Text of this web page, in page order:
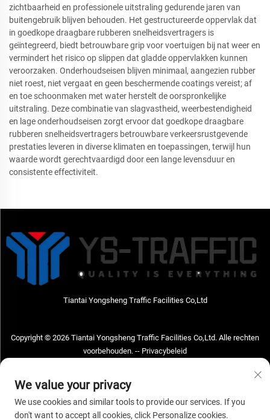
zichtbaarheid en professionele uitstraling gedurende jaren van
buitengebruik blijven behouden. Het gestructureerde oppervlak dat
in goedkope draagbare rubberen snelheidsvertragers is
geïntegreerd, biedt betrouwbare grip voor voertuigen bij nat weer en
vermindert het risico op slippen dat gladde oppervlakken kunnen
veroorzaken. Onderhoudseisen blijven minimaal, aangezien rubber
niet roest, niet vergaat en geen beschermende coatings vereist; af
en toe schoonmaken met water herstelt de oorspronkelijke
uitstraling. Deze combinatie van slagvastheid, weerbestendigheid
en lage onderhoudseisen zorgt ervoor dat goedkope draagbare
rubberen snelheidsvertragers betrouwbare verkeersrustgevende
prestaties leveren in diverse klimaten en toepassingen, terwijl hun
waarde wordt gerechtvaardigd door een lange levensduur en
consistente effectiviteit.
Tiantai Yongsheng Traffic Facilities Co,Ltd
Copyright © 2026 Tiantai Yongsheng Traffic Facilities Co,Ltd. Alle rechten
voorbehouden. -- Privacybeleid
Address: Tiantai Yongsheng Traffic Facilities Co,Ltd Adres; No.73 Hongchou
West Road, Hongchou town, Tiantai county, Taizhou City, Zhejiang Provice,
We value your privacy
We use cookies and similar tools to provide our services. If you
don't want to accept all cookies, click Personalize cookies.